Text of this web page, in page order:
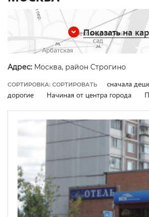
Показать на
Адрес: Москва, район Строгино
СОРТИРОВКА: СОРТИРОВАТЬ сначала
дорогие
Начиная от центра города